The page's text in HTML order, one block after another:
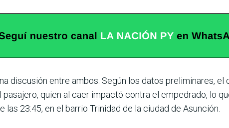
discusión entre ambos. Según los datos preliminares,
quien al caer impactó contra el empedrado, lo
23:45, en el barrio Trinidad de la ciudad de Asunción.